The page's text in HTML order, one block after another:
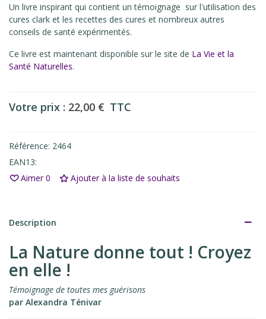
Un livre inspirant qui contient un témoignage sur l'utilisation des
cures clark et les recettes des cures et nombreux autres
conseils de santé expérimentés.
Ce livre est maintenant disponible sur le site de La Vie et la
Santé Naturelles.
Votre prix : 22,00 € TTC
Référence: 2464
EAN13:
Aimer 0 Ajouter à la liste de souhaits
Description
La Nature donne tout ! Croyez
en elle !
Témoignage de toutes mes guérisons
par Alexandra Ténivar